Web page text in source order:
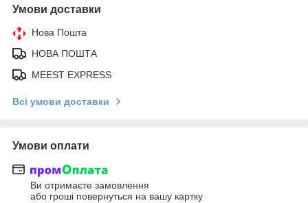
Умови доставки
Нова Пошта
НОВА ПОШТА
MEEST EXPRESS
Всі умови доставки
Умови оплати
Ви отримаєте замовлення
або гроші повернуться на вашу картку